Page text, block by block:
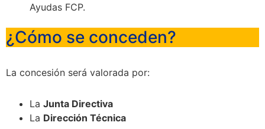
Ayudas FCP.
¿Cómo se conceden?
La concesión será valorada por:
La Junta Directiva
La Dirección Técnica